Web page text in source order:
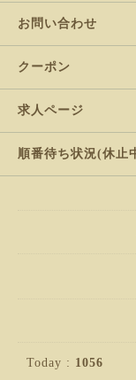
お問い合わせ
クーポン
求人ページ
順番待ち状況(休止
Today : 1056